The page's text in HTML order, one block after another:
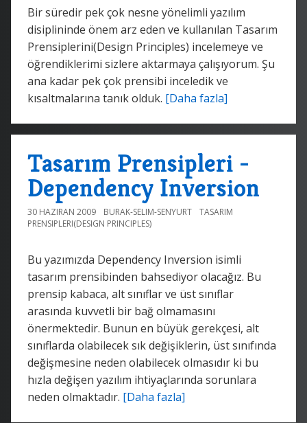
Bir süredir pek çok nesne yönelimli yazılım
disiplininde önem arz eden ve kullanılan Tasarım
Prensiplerini(Design Principles) incelemeye ve
öğrendiklerimi sizlere aktarmaya çalışıyorum. Şu
ana kadar pek çok prensibi inceledik ve
kısaltmalarına tanık olduk. [Daha fazla]
Tasarım Prensipleri -
Dependency Inversion
30 HAZIRAN 2009 BURAK-SELIM-SENYURT
TASARIM
PRENSIPLERI(DESIGN PRINCIPLES)
Bu yazımızda Dependency Inversion isimli
tasarım prensibinden bahsediyor olacağız. Bu
prensip kabaca, alt sınıflar ve üst sınıflar
arasında kuvvetli bir bağ olmamasını
önermektedir. Bunun en büyük gerekçesi, alt
sınıflarda olabilecek sık değişiklerin, üst sınıfında
değişmesine neden olabilecek olmasıdır ki bu
hızla değişen yazılım ihtiyaçlarında sorunlara
neden olmaktadır. [Daha fazla]